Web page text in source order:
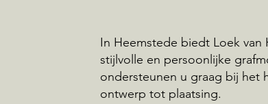
In Heemstede biedt Loek van
stijlvolle en persoonlijke
ondersteunen u graag bij het
ontwerp tot plaatsing.